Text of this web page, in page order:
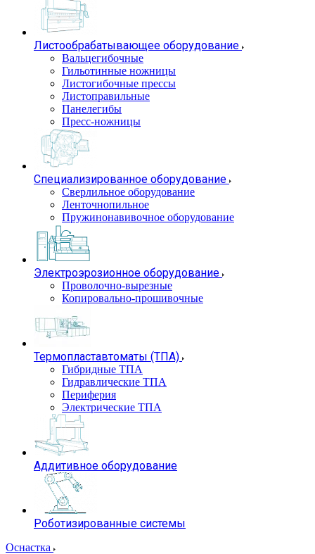
Листообрабатывающее оборудование
Вальцегибочные
Гильотинные ножницы
Листогибочные прессы
Листоправильные
Панелегибы
Пресс-ножницы
Специализированное оборудование
Сверлильное оборудование
Ленточнопильное
Пружинонавивочное оборудование
Электроэрозионное оборудование
Проволочно-вырезные
Копировально-прошивочные
Термопластавтоматы (ТПА)
Гибридные ТПА
Гидравлические ТПА
Периферия
Электрические ТПА
Аддитивное оборудование
Роботизированные системы
Оснастка